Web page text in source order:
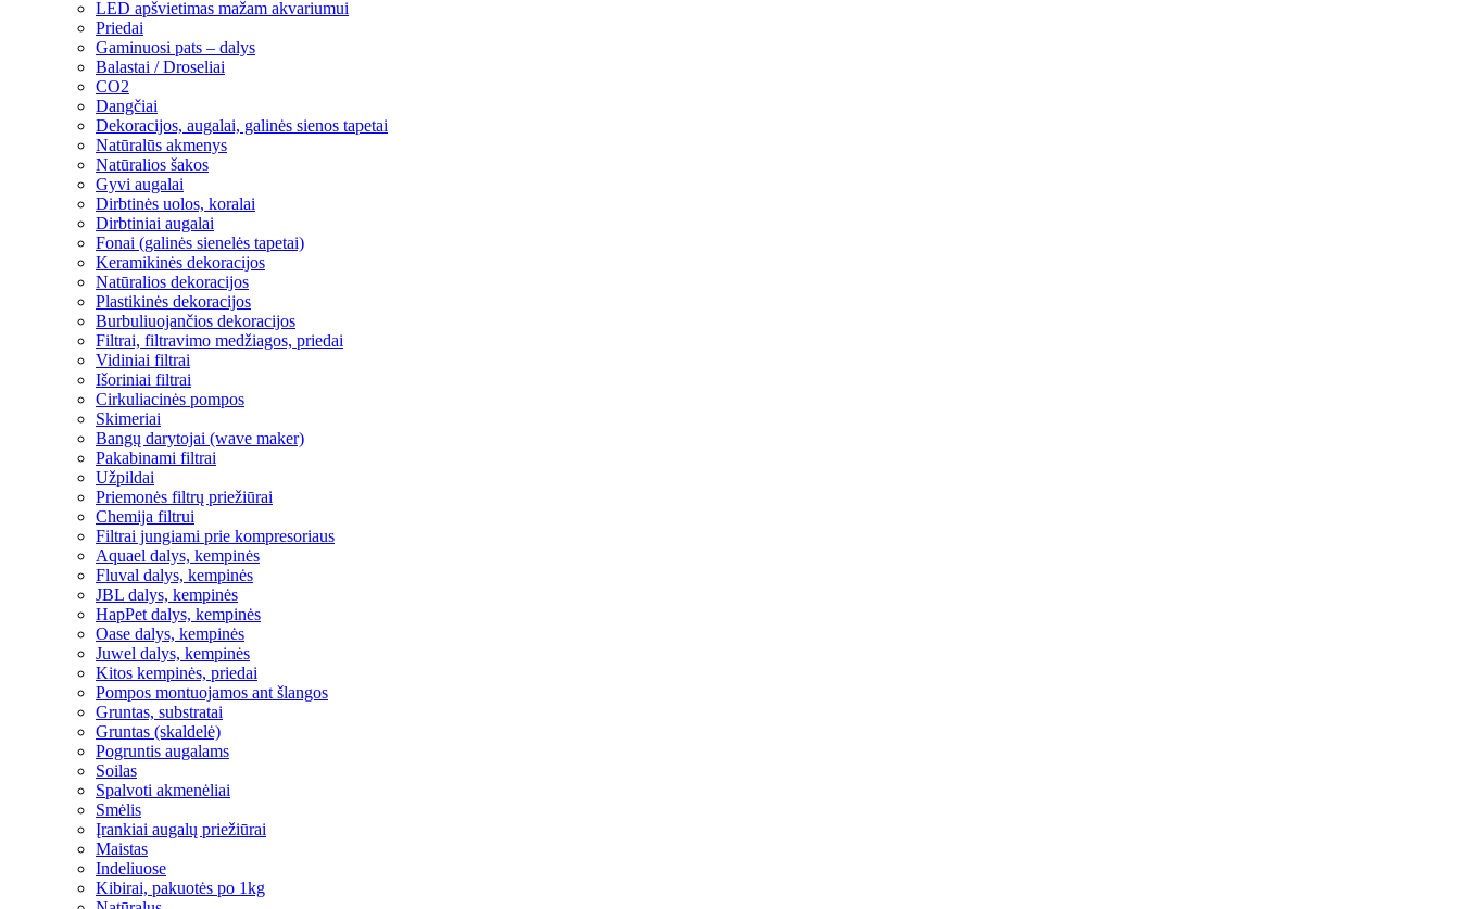
LED apšvietimas mažam akvariumui
Priedai
Gaminuosi pats – dalys
Balastai / Droseliai
CO2
Dangčiai
Dekoracijos, augalai, galinės sienos tapetai
Natūralūs akmenys
Natūralios šakos
Gyvi augalai
Dirbtinės uolos, koralai
Dirbtiniai augalai
Fonai (galinės sienelės tapetai)
Keramikinės dekoracijos
Natūralios dekoracijos
Plastikinės dekoracijos
Burbuliuojančios dekoracijos
Filtrai, filtravimo medžiagos, priedai
Vidiniai filtrai
Išoriniai filtrai
Cirkuliacinės pompos
Skimeriai
Bangų darytojai (wave maker)
Pakabinami filtrai
Užpildai
Priemonės filtrų priežiūrai
Chemija filtrui
Filtrai jungiami prie kompresoriaus
Aquael dalys, kempinės
Fluval dalys, kempinės
JBL dalys, kempinės
HapPet dalys, kempinės
Oase dalys, kempinės
Juwel dalys, kempinės
Kitos kempinės, priedai
Pompos montuojamos ant šlangos
Gruntas, substratai
Gruntas (skaldelė)
Pogruntis augalams
Soilas
Spalvoti akmenėliai
Smėlis
Įrankiai augalų priežiūrai
Maistas
Indeliuose
Kibirai, pakuotės po 1kg